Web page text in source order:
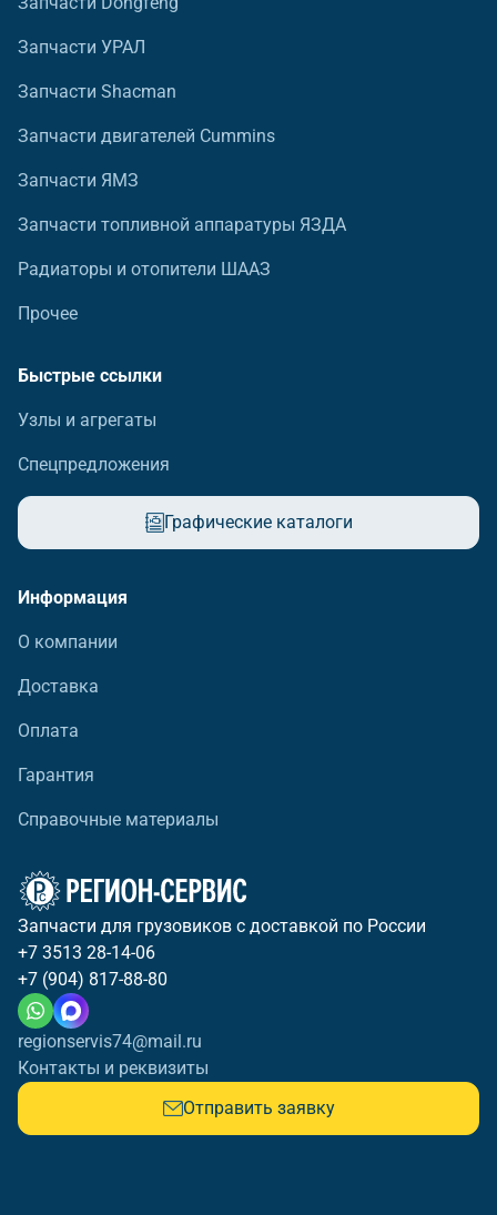
Запчасти УРАЛ
Запчасти Shacman
Запчасти двигателей Cummins
Запчасти ЯМЗ
Запчасти топливной аппаратуры ЯЗДА
Радиаторы и отопители ШААЗ
Прочее
Быстрые ссылки
Узлы и агрегаты
Спецпредложения
Графические каталоги
Информация
О компании
Доставка
Оплата
Гарантия
Справочные материалы
Запчасти для грузовиков с доставкой по России
+7 3513 28-14-06
+7 (904) 817-88-80
regionservis74@mail.ru
Контакты и реквизиты
Отправить заявку